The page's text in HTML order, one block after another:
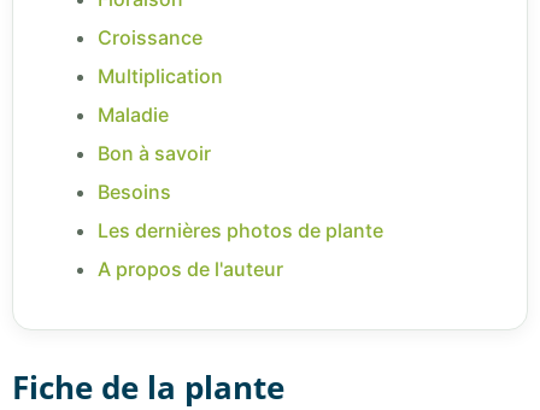
Croissance
Multiplication
Maladie
Bon à savoir
Besoins
Les dernières photos de plante
A propos de l'auteur
Fiche de la plante